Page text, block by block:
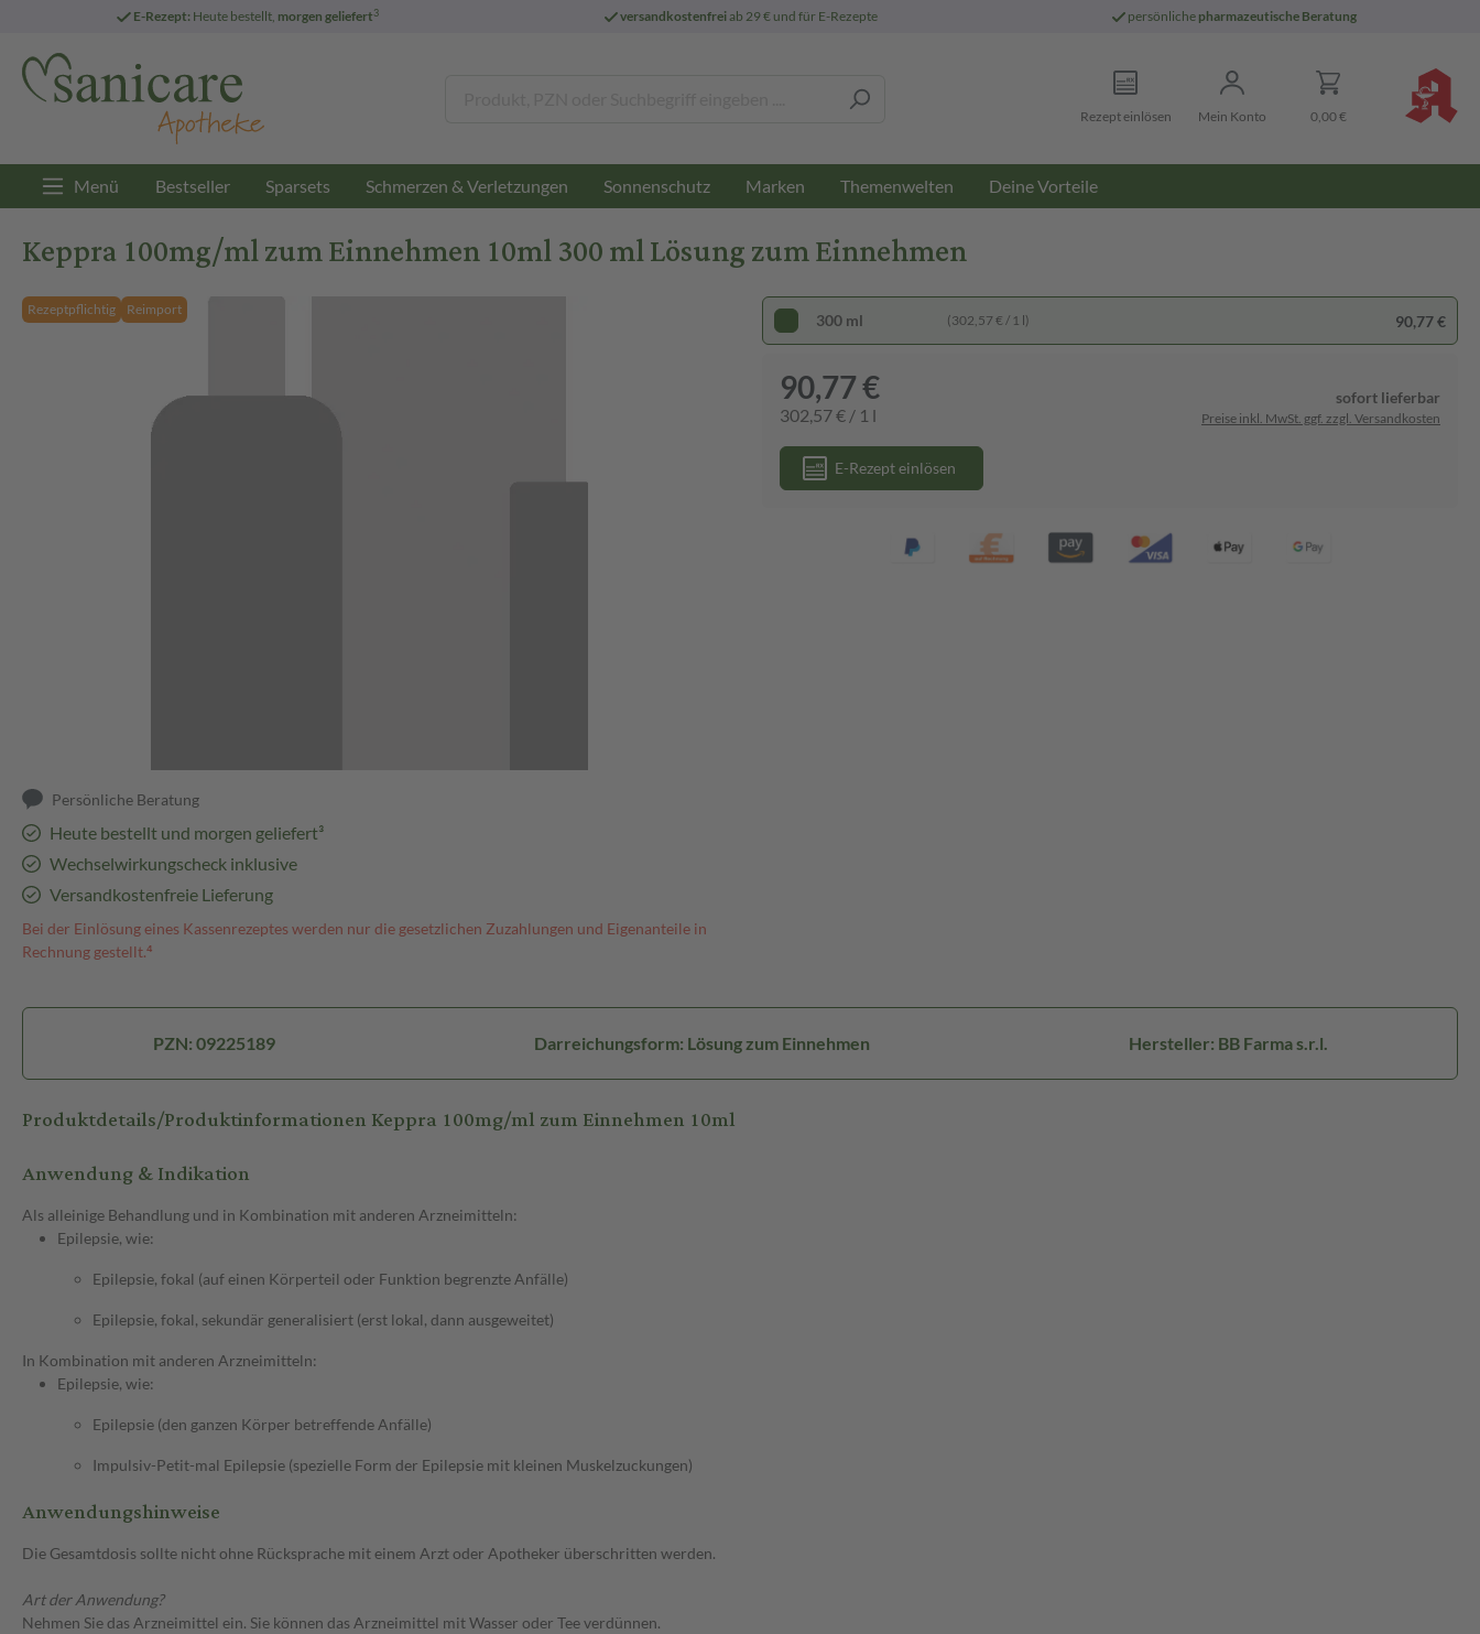
E-Rezept: Heute bestellt, morgen geliefert3 versandkostenfreiab 29 € und für E-Rezepte persönliche pharmazeutische Beratung
Rezept einlösen Mein Konto 0,00 €
Menü Bestseller Sparsets Schmerzen & Verletzungen Sonnenschutz Marken Themenwelten Deine Vorteile
Keppra 100mg/ml zum Einnehmen 10ml 300 ml Lösung zum Einnehmen
Rezeptpflichtig Reimport
Persönliche Beratung
Heute bestellt und morgen geliefert³
Wechselwirkungscheck inklusive
Versandkostenfreie Lieferung
Bei der Einlösung eines Kassenrezeptes werden nur die gesetzlichen Zuzahlungen und Eigenanteile in
Rechnung gestellt.⁴
300 ml (302,57 € / 1 l) 90,77 €
90,77 €
302,57 € / 1 l
sofort lieferbar
Preise inkl. MwSt. ggf. zzgl. Versandkosten
E-Rezept einlösen
PZN: 09225189 Darreichungsform: Lösung zum Einnehmen Hersteller: BB Farma s.r.l.
Produktdetails/Produktinformationen Keppra 100mg/ml zum Einnehmen 10ml
Anwendung & Indikation
Als alleinige Behandlung und in Kombination mit anderen Arzneimitteln:
Epilepsie, wie:
Epilepsie, fokal (auf einen Körperteil oder Funktion begrenzte Anfälle)
Epilepsie, fokal, sekundär generalisiert (erst lokal, dann ausgeweitet)
In Kombination mit anderen Arzneimitteln:
Epilepsie, wie:
Epilepsie (den ganzen Körper betreffende Anfälle)
Impulsiv-Petit-mal Epilepsie (spezielle Form der Epilepsie mit kleinen Muskelzuckungen)
Anwendungshinweise
Die Gesamtdosis sollte nicht ohne Rücksprache mit einem Arzt oder Apotheker überschritten werden.
Art der Anwendung?
Nehmen Sie das Arzneimittel ein. Sie können das Arzneimittel mit Wasser oder Tee verdünnen.